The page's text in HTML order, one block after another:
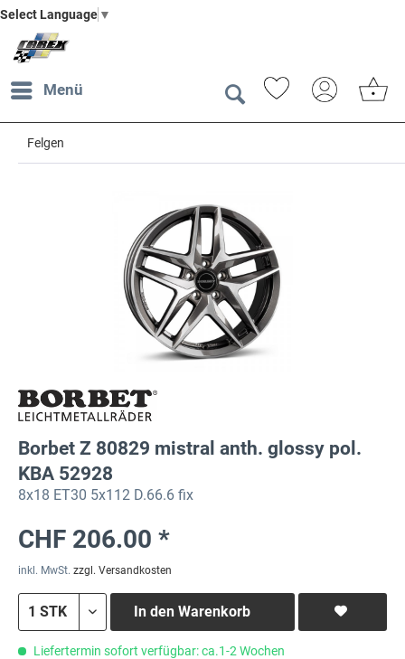
Select Language ▼
Menü
Felgen
Borbet Z 80829 mistral anth. glossy pol.
KBA 52928
8x18 ET30 5x112 D.66.6 fix
CHF 206.00 *
inkl. MwSt. zzgl. Versandkosten
In den Warenkorb
Liefertermin sofort verfügbar: ca.1-2 Wochen